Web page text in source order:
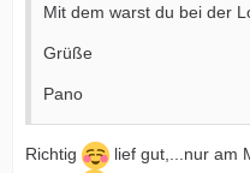
Mit dem warst du bei der
Grüße
Pano
Richtig
lief gut,...nur am